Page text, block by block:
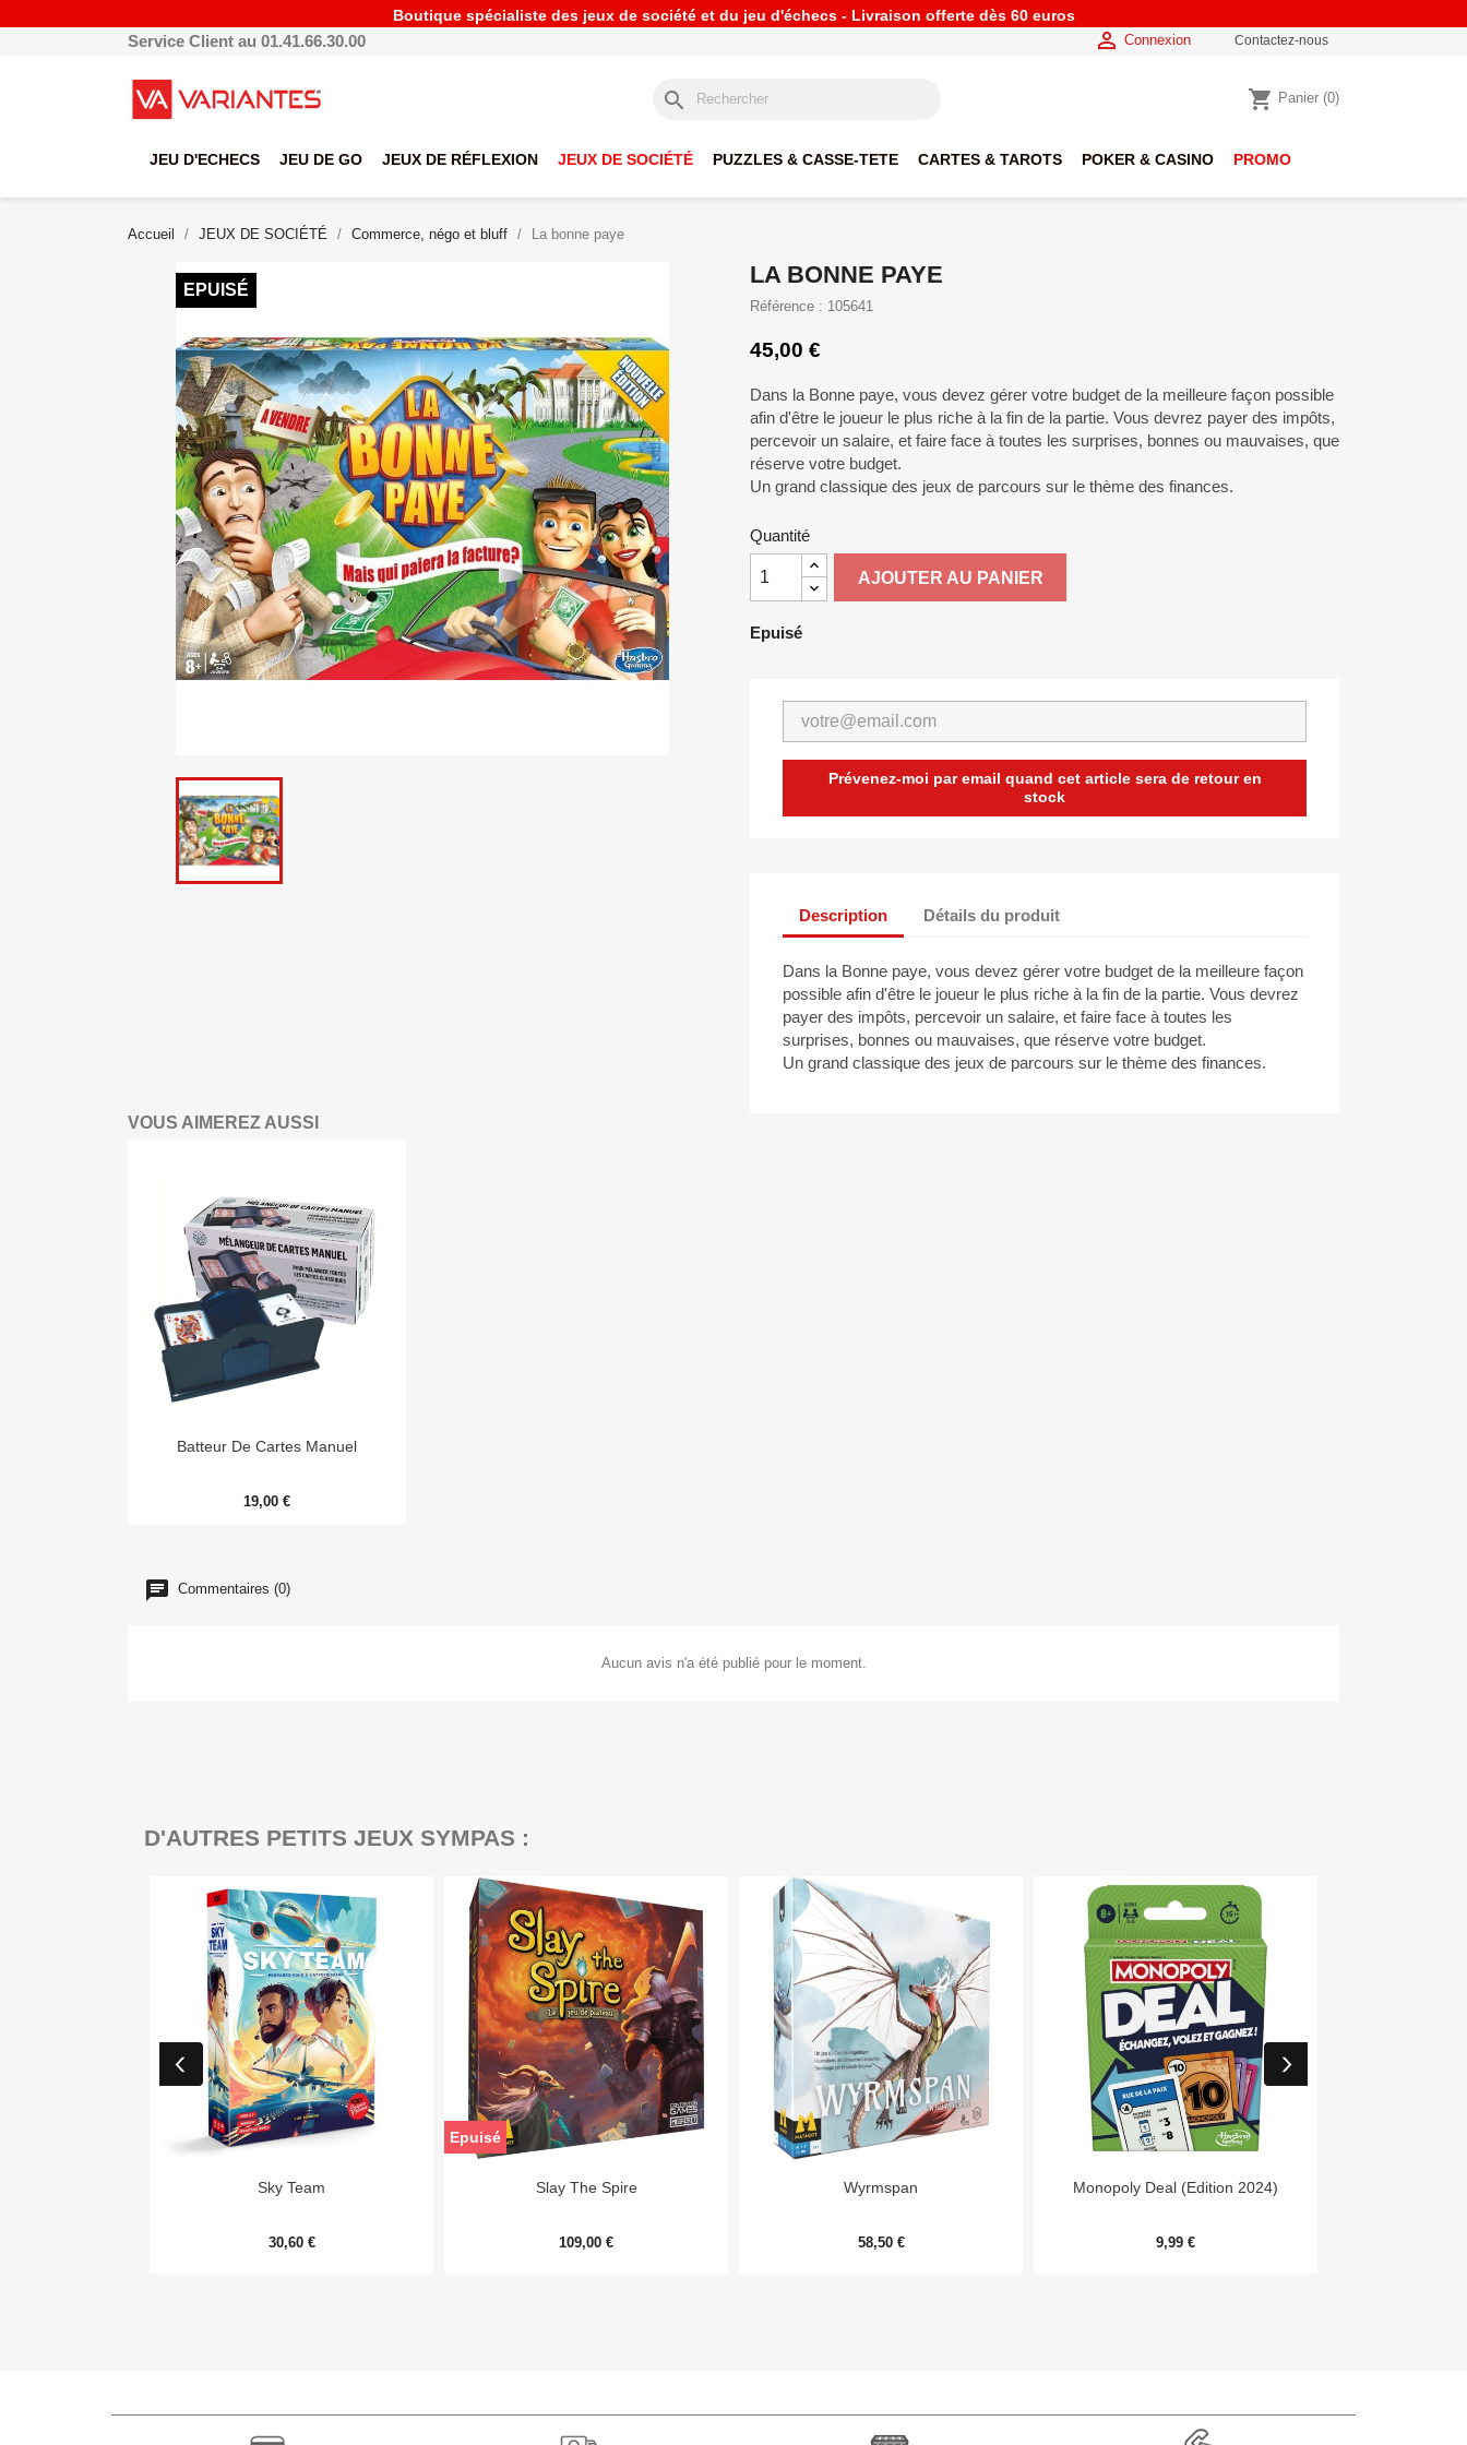
Boutique spécialiste des jeux de société et du jeu d'échecs - Livraison offerte dès 60 euros
Service Client au 01.41.66.30.00  Connexion Contactez-nous
search shopping_cart Panier (0)
JEU D'ECHECS JEU DE GO JEUX DE RÉFLEXION JEUX DE SOCIÉTÉ PUZZLES & CASSE-TETE CARTES & TAROTS POKER & CASINO PROMO
Accueil JEUX DE SOCIÉTÉ Commerce, négo et bluff La bonne paye
EPUISÉ
LA BONNE PAYE
Référence : 105641
45,00 €
Dans la Bonne paye, vous devez gérer votre budget de la meilleure façon possible
afin d'être le joueur le plus riche à la fin de la partie. Vous devrez payer des impôts,
percevoir un salaire, et faire face à toutes les surprises, bonnes ou mauvaises, que
réserve votre budget.
Un grand classique des jeux de parcours sur le thème des finances.
Quantité
AJOUTER AU PANIER
Epuisé
Prévenez-moi par email quand cet article sera de retour en
stock
Description Détails du produit
Dans la Bonne paye, vous devez gérer votre budget de la meilleure façon
possible afin d'être le joueur le plus riche à la fin de la partie. Vous devrez
payer des impôts, percevoir un salaire, et faire face à toutes les
surprises, bonnes ou mauvaises, que réserve votre budget.
Un grand classique des jeux de parcours sur le thème des finances.
VOUS AIMEREZ AUSSI
Aperçu rapide
Batteur De Cartes Manuel
19,00 €
Commentaires (0)
Aucun avis n'a été publié pour le moment.
D'AUTRES PETITS JEUX SYMPAS :
Aperçu rapide
Sky Team
30,60 €
Aperçu rapide
Slay The Spire
109,00 €
Epuisé
Aperçu rapide
Wyrmspan
58,50 €
Aperçu rapide
Monopoly Deal (Edition 2024)
9,99 €